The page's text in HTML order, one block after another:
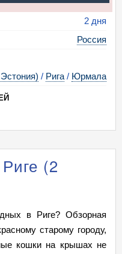
2 дня
Россия
/ Рига / Юрмала
(2
в Риге? Обзорная
старому городу,
кошки на крышах не